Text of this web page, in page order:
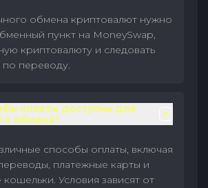
обмена криптовалют нужно
пункт на MoneySwap,
криптовалюту и следовать
по переводу.
оплаты доступны для
обмена?
способы оплаты, включая
платежные карты и
Условия зависят от